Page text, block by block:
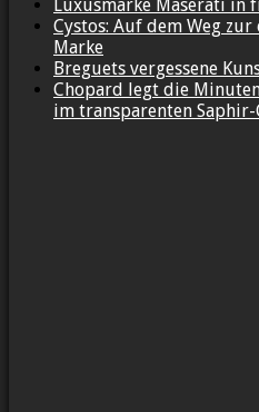
Luxusmarke Maserati in
Cystos: Auf dem Weg
Marke
Breguets vergessene
Chopard legt die
im transparenten Saphir-